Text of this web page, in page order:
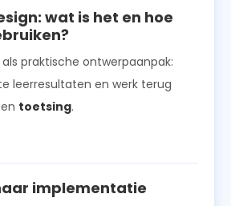
wat is het en hoe
praktische ontwerpaanpak:
leerresultaten en werk terug
toetsing.
implementatie